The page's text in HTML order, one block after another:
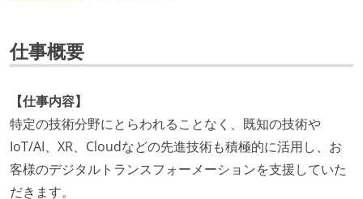
仕事概要
【仕事内容】
特定の技術分野にとらわれることなく、既知の技術や
IoT/AI、XR、Cloudなどの先進技術も積極的に活用し、お
客様のデジタルトランスフォーメーションを支援していた
だきます。